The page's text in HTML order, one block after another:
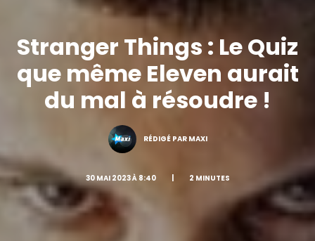
Stranger Things : Le Quiz
que même Eleven aurait
du mal à résoudre !
RÉDIGÉ PAR MAXI
30 MAI 2023 À 8:40 | 2 MINUTES